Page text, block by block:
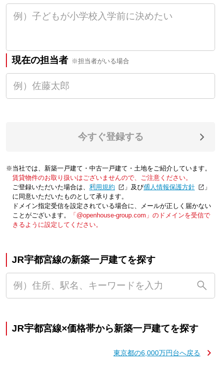
現在の担当者 ※担当者がいる場合
今すぐ登録する
※当社では、新築一戸建て・中古一戸建て・土地をご紹介しています。
賃貸物件のお取り扱いはございませんので、ご注意ください。
ご登録いただいた場合は、「利用規約 」及び「個人情報保護方針
」
に同意いただいたものとして承ります。
ドメイン指定受信を設定されている場合に、メールが正しく届かない
ことがございます。
「@openhouse-group.com」のドメインを受信で
きるように設定してください。
JR宇都宮線の新築一戸建てを探す
JR宇都宮線×価格帯から新築一戸建てを探す
東京都の6,000万円台へ戻る